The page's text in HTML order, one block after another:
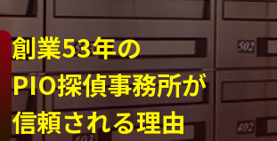
創業53年の
PIO探偵事務所が
信頼される理由